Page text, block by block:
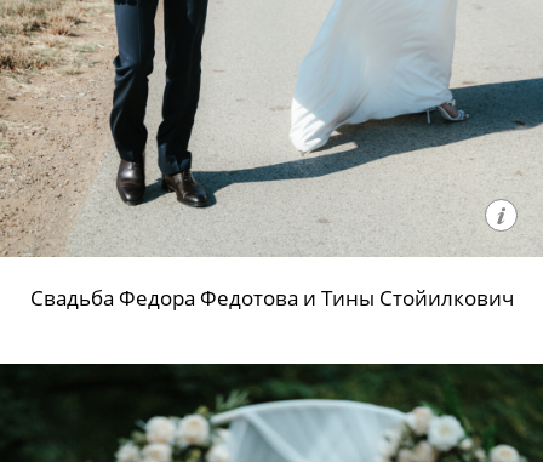
Свадьба Федора Федотова и Тины Стойилкович